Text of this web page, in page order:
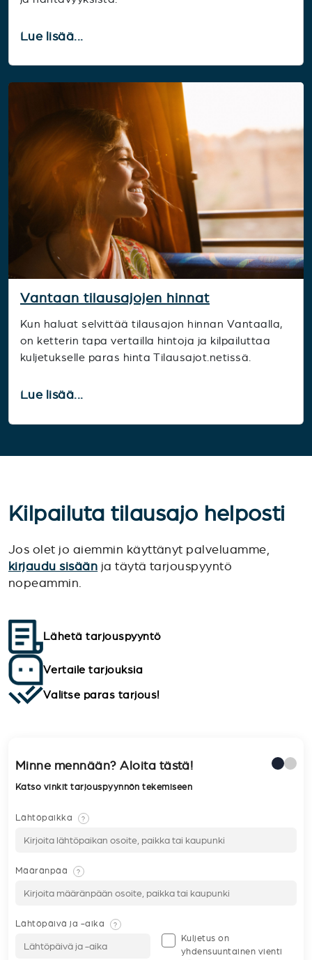
Lue lisää...
Vantaan tilausajojen hinnat
Kun haluat selvittää tilausajon hinnan Vantaalla,
on ketterin tapa vertailla hintoja ja kilpailuttaa
kuljetukselle paras hinta Tilausajot.netissä.
Lue lisää...
Kilpailuta tilausajo helposti
Jos olet jo aiemmin käyttänyt palveluamme,
kirjaudu sisään ja täytä tarjouspyyntö
nopeammin.
Lähetä tarjouspyyntö
Vertaile tarjouksia
Valitse paras tarjous!
Minne mennään? Aloita tästä!
Katso vinkit tarjouspyynnön tekemiseen
Lähtöpaikka ?
Määränpää ?
Lähtöpäivä ja -aika ?
Kuljetus on
yhdensuuntainen vienti